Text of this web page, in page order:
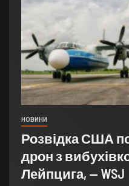
НОВИНИ
Розвідка США
дрон з
Лейпцига, — WSJ